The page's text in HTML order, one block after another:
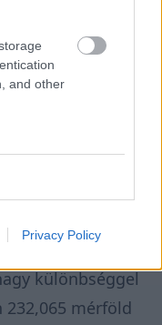
and other
Privacy Policy
jól, de a
(0,217 km/h)
kiszorított a
David
km/h) átlaggal
Végül
és ha nem is
különbséggel
mérföld